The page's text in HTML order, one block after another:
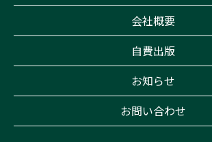
会社概要
自費出版
お知らせ
お問い合わせ